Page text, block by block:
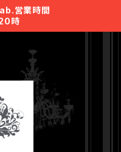
営業時間
時